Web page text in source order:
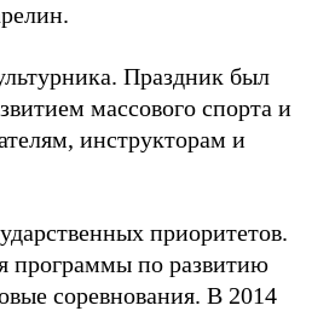
Праздник был
массового спорта и
инструкторам и
приоритетов.
программы по развитию
соревнования. В 2014